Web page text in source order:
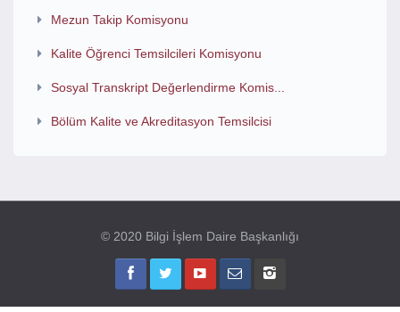
Mezun Takip Komisyonu
Kalite Öğrenci Temsilcileri Komisyonu
Sosyal Transkript Değerlendirme Komis...
Bölüm Kalite ve Akreditasyon Temsilcisi
© 2020 Bilgi İşlem Daire Başkanlığı